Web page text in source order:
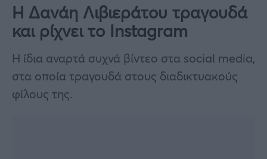
Η Δανάη Λιβιεράτου τραγουδά
και ρίχνει το Instagram
Η ίδια αναρτά συχνά βίντεο στα social media,
στα οποία τραγουδά στους διαδικτυακούς
φίλους της.